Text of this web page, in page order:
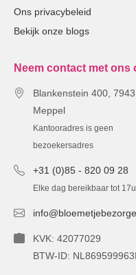
Ons privacybeleid
Bekijk onze blogs
Neem contact met ons
Blankenstein 400,
Meppel
Kantooradres is geen
bezoekersadres
+31 (0)85 - 820 09 28
Elke dag bereikbaar tot
KVK: 42077029
BTW-ID: